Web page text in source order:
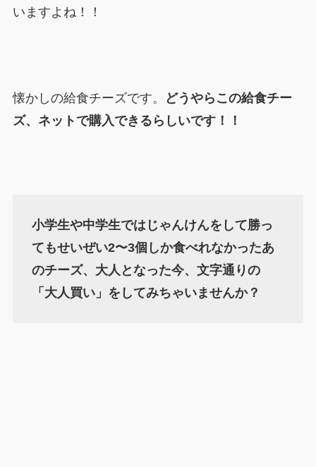
いますよね！！
懐かしの給食チーズです。
どうやらこの給食チー
ズ、ネットで購入できるらしいです！！
小学生や中学生ではじゃんけんをして勝っ
てもせいぜい2〜3個しか食べれなかったあ
のチーズ、大人となった今、文字通りの
「大人買い」をしてみちゃいませんか？